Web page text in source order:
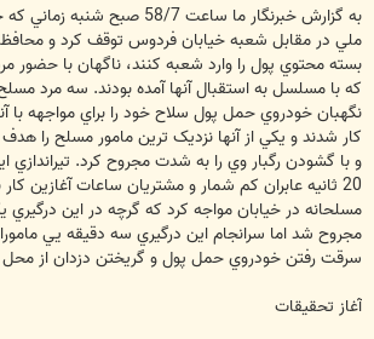
به گزارش خبرنگار ما ساعت 58/7
ملي در مقابل شعبه خيابان فردوس توقف کرد و
بسته محتوي پول را وارد شعبه کنند، ناگهان با حضور
که با مسلسل به استقبال آنها آمده بودند. سه مرد
نگهبان خودروي حمل پول سلاح خود را براي مواجهه
کار شدند و يکي از آنها نزديک ترين مامور مسلح را
و با گشودن رگبار وي را به شدت مجروح کرد. تيراندازي
20 ثانيه عابران کم شمار و مشتريان ساعات آغازين
مسلحانه در خيابان مواجه کرد که گرچه در اين درگيري
مجروح شد اما سرانجام اين درگيري سه دقيقه يي
سرقت رفتن خودروي حمل پول و گريختن دزدان از
آغاز تحقيقات